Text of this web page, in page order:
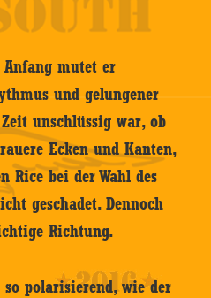
Anfang mutet er
und gelungener
unschlüssig war, ob
Ecken und Kanten,
Rice bei der Wahl des
geschadet. Dennoch
Richtung.
polarisierend, wie der